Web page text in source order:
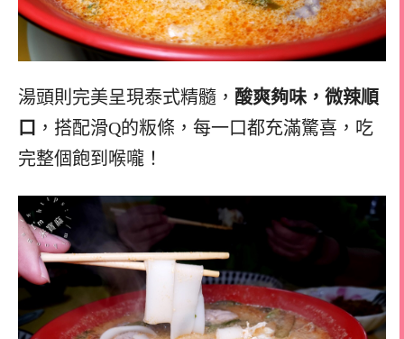
湯頭則完美呈現泰式精髓， 酸爽夠味，微辣順
口 ，搭配滑Q的粄條，每一口都充滿驚喜，吃
完整個飽到喉嚨！